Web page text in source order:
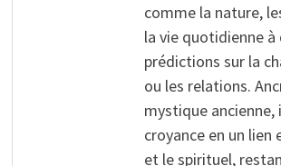
comme la nature,
la vie quotidienne à
prédictions sur la
ou les relations.
mystique ancienne,
croyance en un lien
et le spirituel,